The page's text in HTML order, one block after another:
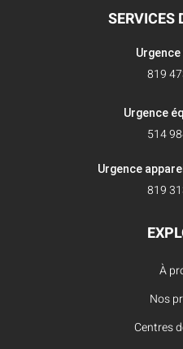
SERVICES
819
Urgence
514
Urgence
819
À
Nos
Centres